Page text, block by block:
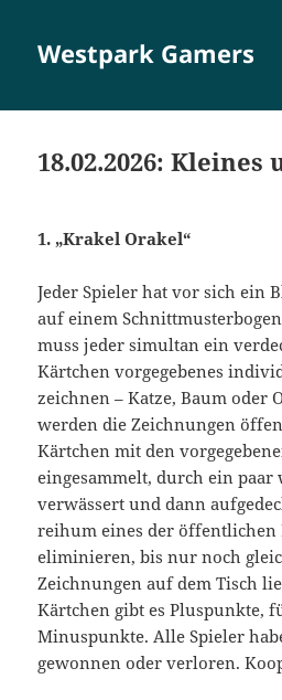
Westpark Gamers
18.02.2026: Kleines
1. „Krakel Orakel“
Jeder Spieler hat vor sich ein
auf einem
muss jeder simultan ein
Kärtchen vorgegebenes
zeichnen – Katze, Baum oder
werden die Zeichnungen
Kärtchen mit den
eingesammelt, durch ein
verwässert und dann
reihum eines der öffentlichen
eliminieren, bis nur noch
Zeichnungen auf dem Tisch
Kärtchen gibt es Pluspunkte,
Minuspunkte. Alle Spieler
gewonnen oder verloren.